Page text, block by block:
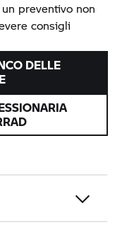
preventivo non
consigli
DELLE